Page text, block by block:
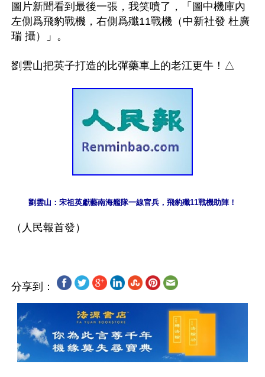
圖片新聞看到最後一張，我笑噴了，「圖中機庫內
左側爲飛豹戰機，右側爲殲11戰機（中新社發 杜廣
瑞 攝）」。
劉雲山：宋祖英獻藝南海艦隊一線官兵，飛豹殲11戰機助陣！
分享到：